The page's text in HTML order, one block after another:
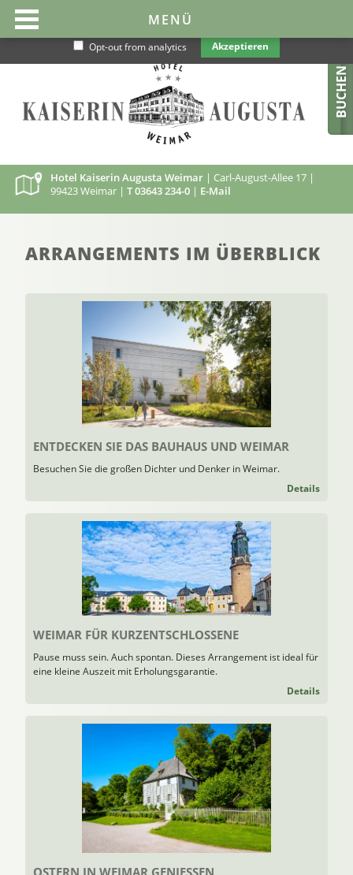
BUCHEN
Hotel Kaiserin Augusta Weimar | Carl-August-Allee 17 |
99423 Weimar | T 03643 234-0 | E-Mail
ARRANGEMENTS IM ÜBERBLICK
ENTDECKEN SIE DAS BAUHAUS UND WEIMAR
Besuchen Sie die großen Dichter und Denker in Weimar.
Details
WEIMAR FÜR KURZENTSCHLOSSENE
Pause muss sein. Auch spontan. Dieses Arrangement ist ideal für
eine kleine Auszeit mit Erholungsgarantie.
Details
Diese Website benutzt Cookies, um sie optimal und nutzerfreundlicher
zu gestalten. Wenn Sie die Website weiter nutzen gehen wir von Ihrem
Einverständnis aus.
Opt-out from analytics
Akzeptieren
MENÜ